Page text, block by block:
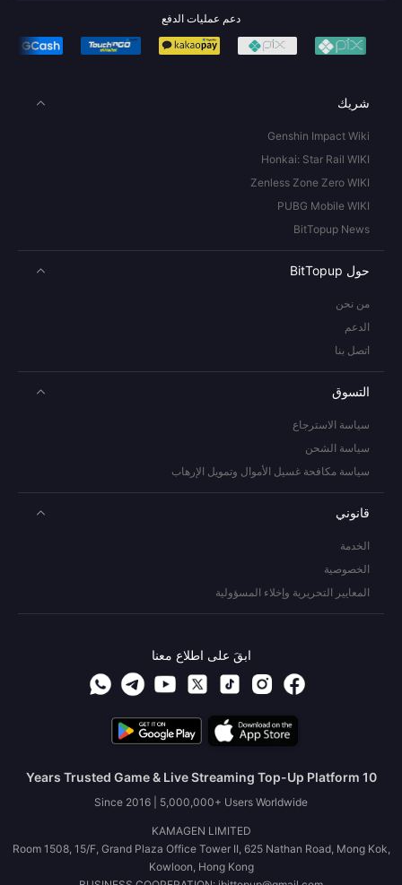
دعم عمليات الدفع
شريك
Genshin Impact Wiki
Honkai: Star Rail WIKI
Zenless Zone Zero WIKI
PUBG Mobile WIKI
BitTopup News
حول BitTopup
من نحن
الدعم
اتصل بنا
التسوق
سياسة الاسترجاع
سياسة الشحن
سياسة مكافحة غسيل الأموال وتمويل الإرهاب
قانوني
الخدمة
الخصوصية
المعايير التحريرية وإخلاء المسؤولية
ابقَ على اطلاع معنا
10 Years Trusted Game & Live Streaming Top-Up Platform
Since 2016 | 5,000,000+ Users Worldwide
KAMAGEN LIMITED
Room 1508, 15/F, Grand Plaza Office Tower II, 625 Nathan Road, Mong Kok,
Kowloon, Hong Kong